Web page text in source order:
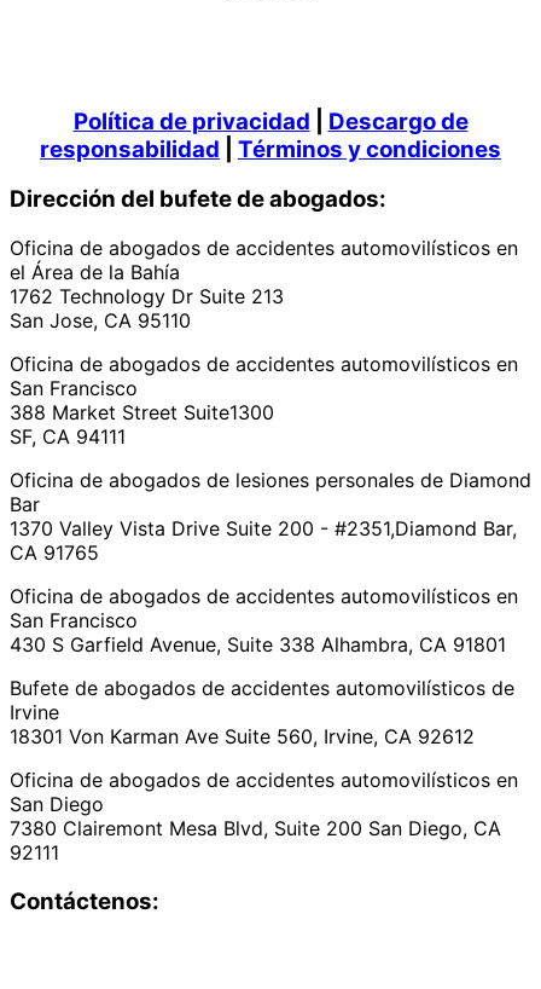
Política de privacidad
Descargo de
responsabilidad
Términos y condiciones
Dirección del bufete de abogados:
Oficina de abogados de accidentes automovilísticos en
el Área de la Bahía
1762 Technology Dr Suite 213
San Jose, CA 95110
Oficina de abogados de accidentes automovilísticos en
San Francisco
388 Market Street Suite1300
SF, CA 94111
Oficina de abogados de lesiones personales de Diamond
Bar
1370 Valley Vista Drive Suite 200 - #2351,Diamond Bar,
CA 91765
Oficina de abogados de accidentes automovilísticos en
San Francisco
430 S Garfield Avenue, Suite 338 Alhambra, CA 91801
Bufete de abogados de accidentes automovilísticos de
Irvine
18301 Von Karman Ave Suite 560, Irvine, CA 92612
Oficina de abogados de accidentes automovilísticos en
San Diego
7380 Clairemont Mesa Blvd, Suite 200 San Diego, CA
92111
Contáctenos: